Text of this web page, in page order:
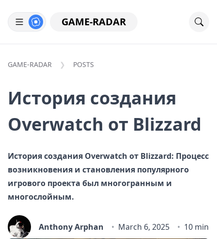
GAME-RADAR
GAME-RADAR POSTS
История создания
Overwatch от Blizzard
История создания Overwatch от Blizzard: Процесс
возникновения и становления популярного
игрового проекта был многогранным и
многослойным.
Anthony Arphan March 6, 2025 10 min